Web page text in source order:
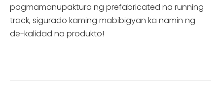
pagmamanupaktura ng prefabricated na running
track, sigurado kaming mabibigyan ka namin ng
de-kalidad na produkto!